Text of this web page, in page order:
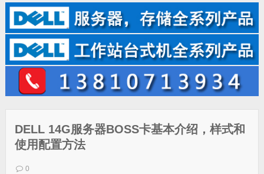
DELL 14G服务器BOSS卡基本介绍，样式和
使用配置方法
0